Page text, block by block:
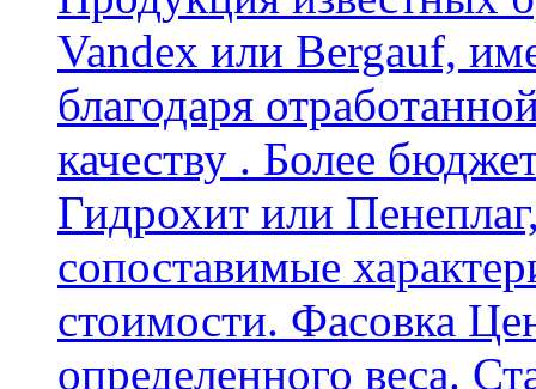
Vandex или Bergauf,
благодаря
качеству . Более
Гидрохит или
сопоставимые
стоимости. Фасовка
определенного веса.